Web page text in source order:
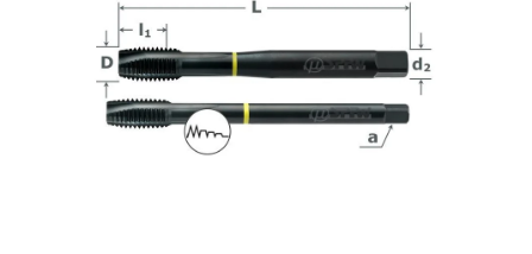
hviezdičiek.